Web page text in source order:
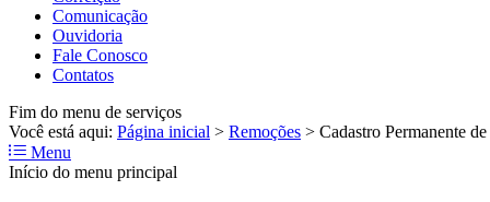
Comunicação
Ouvidoria
Fale Conosco
Contatos
Fim do menu de serviços
Você está aqui: Página inicial > Remoções > Cadastro Permanente
Menu
Início do menu principal